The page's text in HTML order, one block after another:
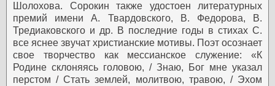
Шолохова. Сорокин также удостоен литературных
премий имени А. Твардовского, В. Федорова, В.
Тредиаковского и др. В последние годы в стихах C.
все яснее звучат христианские мотивы. Поэт осознает
свое творчество как мессианское служение: «К
Родине склоняясь головою, / Знаю, Бог мне указал
перстом / Стать землей, молитвою, травою, / Эхом